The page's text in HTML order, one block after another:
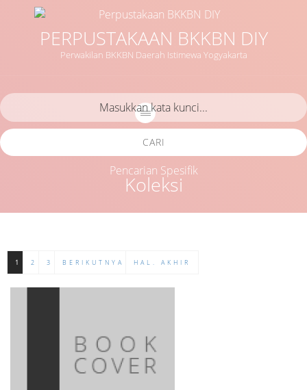
PERPUSTAKAAN BKKBN DIY
Perwakilan BKKBN Daerah Istimewa Yogyakarta
Koleksi
CARI
Pencarian Spesifik
1 2 3 BERIKUTNYA HAL. AKHIR